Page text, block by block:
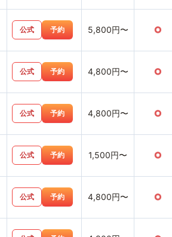
公式 予約 5,800円〜 ○
公式 予約 4,800円〜 ○
公式 予約 4,800円〜 ○
公式 予約 1,500円〜 ○
公式 予約 4,800円〜 ○